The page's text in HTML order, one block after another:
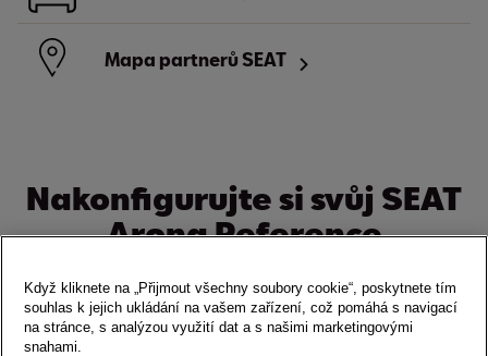
Mapa partnerů SEAT
Nakonfigurujte si svůj SEAT
Arona Reference
Zvolte si kombinaci, která bude přesně sedět vašem stylu.
Když kliknete na „Přijmout všechny soubory cookie“, poskytnete tím
souhlas k jejich ukládání na vašem zařízení, což pomáhá s navigací
na stránce, s analýzou využití dat a s našimi marketingovými
snahami.